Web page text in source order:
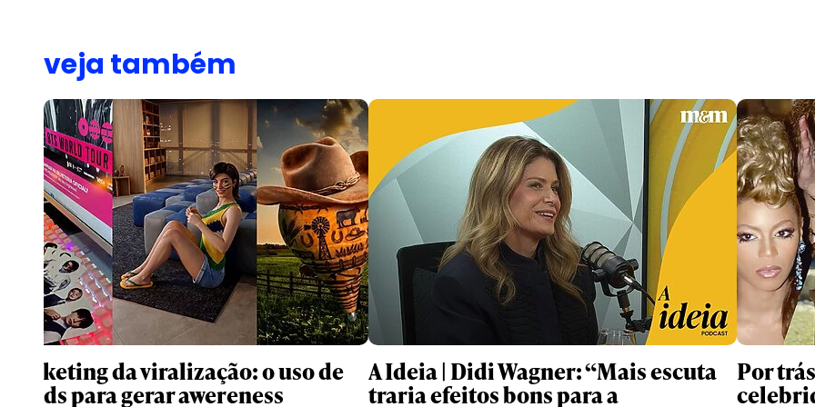
veja também
Marketing da viralização: o uso de
trends para gerar awereness
A Ideia | Didi Wagner: “Mais escuta
traria efeitos bons para a
Por